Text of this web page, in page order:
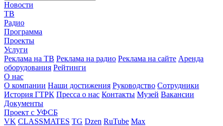
Новости
ТВ
Радио
Программа
Проекты
Услуги
Реклама на ТВ Реклама на радио Реклама на сайте Аренда
оборудования Рейтинги
О нас
О компании Наши достижения Руководство Сотрудники
История ГТРК Пресса о нас Контакты Музей Вакансии
Документы
Проект с УФСБ
VK CLASSMATES TG Dzen RuTube Max